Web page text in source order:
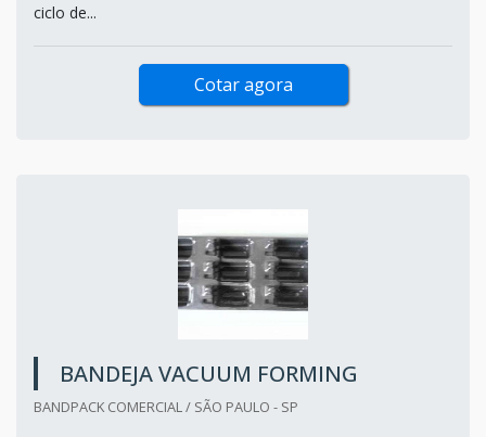
ciclo de...
Cotar agora
BANDEJA VACUUM FORMING
BANDPACK COMERCIAL / SÃO PAULO - SP